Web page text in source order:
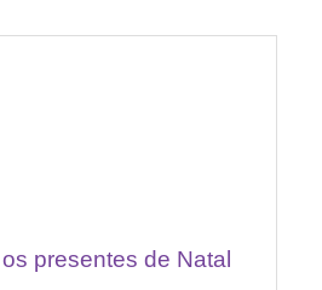
presentes de Natal